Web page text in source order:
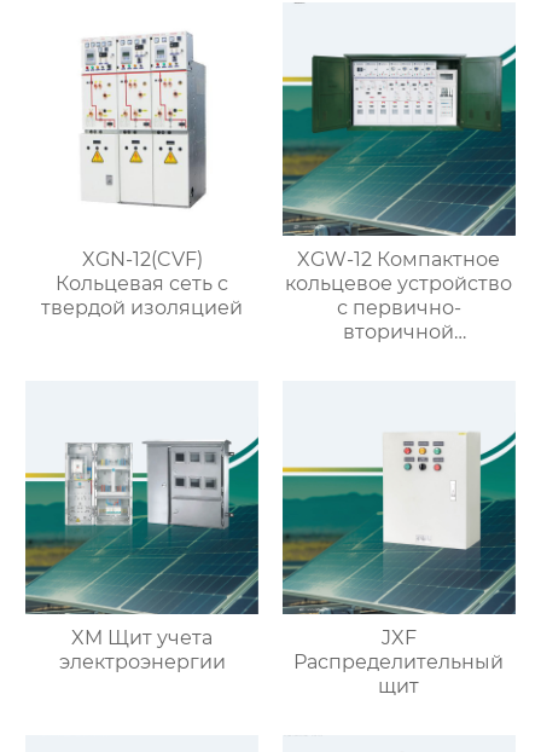
XGN-12(CVF)
Кольцевая сеть с
твердой изоляцией
XGW-12 Компактное
кольцевое устройство
с первично-
вторичной
XM Щит учета
электроэнергии
JXF
Распределительный
щит